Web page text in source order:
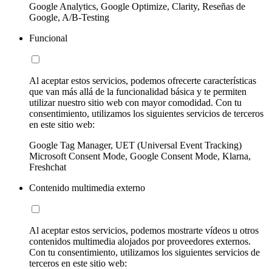
Google Analytics, Google Optimize, Clarity, Reseñas de
Google, A/B-Testing
Funcional
Al aceptar estos servicios, podemos ofrecerte características
que van más allá de la funcionalidad básica y te permiten
utilizar nuestro sitio web con mayor comodidad. Con tu
consentimiento, utilizamos los siguientes servicios de terceros
en este sitio web:
Google Tag Manager, UET (Universal Event Tracking)
Microsoft Consent Mode, Google Consent Mode, Klarna,
Freshchat
Contenido multimedia externo
Al aceptar estos servicios, podemos mostrarte vídeos u otros
contenidos multimedia alojados por proveedores externos.
Con tu consentimiento, utilizamos los siguientes servicios de
terceros en este sitio web: